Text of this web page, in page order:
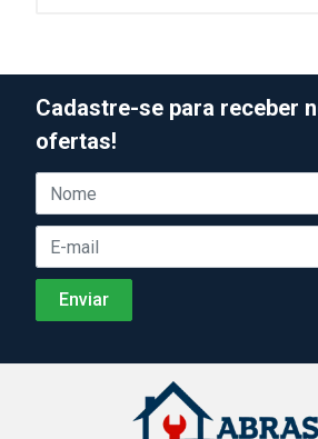
Cadastre-se para receber
ofertas!